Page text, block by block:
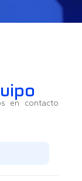
en contacto